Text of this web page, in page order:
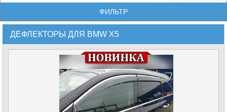
ФИЛЬТР
ДЕФЛЕКТОРЫ ДЛЯ BMW X5